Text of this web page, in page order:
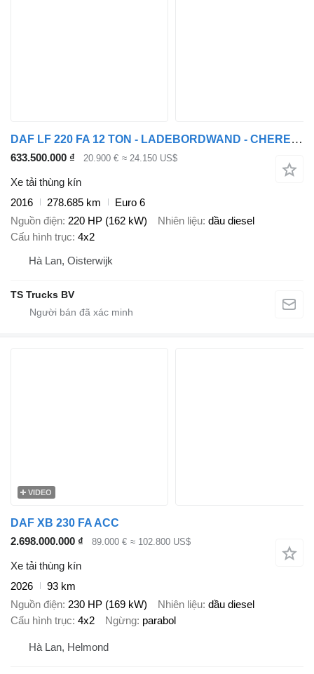
DAF LF 220 FA 12 TON - LADEBORDWAND - CHEREAU - CARRIER - BELGIUM TO
633.500.000 ₫ 20.900 € ≈ 24.150 US$
Xe tải thùng kín
2016
278.685 km
Euro 6
Nguồn điện 220 HP (162 kW) Nhiên liệu dầu diesel
Cấu hình trục 4x2
Hà Lan, Oisterwijk
TS Trucks BV
VIDEO
DAF XB 230 FA ACC
2.698.000.000 ₫
89.000 € ≈ 102.800 US$
Xe tải thùng kín
2026
93 km
Nguồn điện 230 HP (169 kW) Nhiên liệu dầu diesel
Cấu hình trục 4x2 Ngừng parabol
Hà Lan, Helmond